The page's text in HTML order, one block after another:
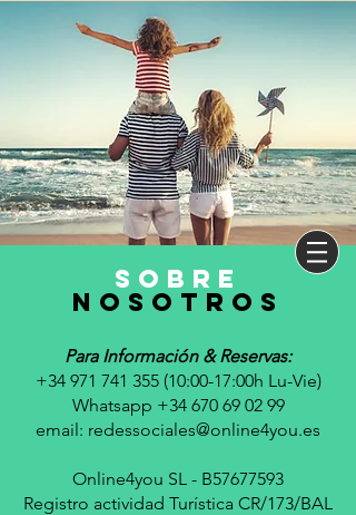
sobre
nosotros
Para Información & Reservas:
+34 971 741 355 (10:00-17:00h Lu-Vie)
Whatsapp +34 670 69 02 99
email: redessociales@online4you.es
Online4you SL - B57677593
Registro actividad Turística CR/173/BAL